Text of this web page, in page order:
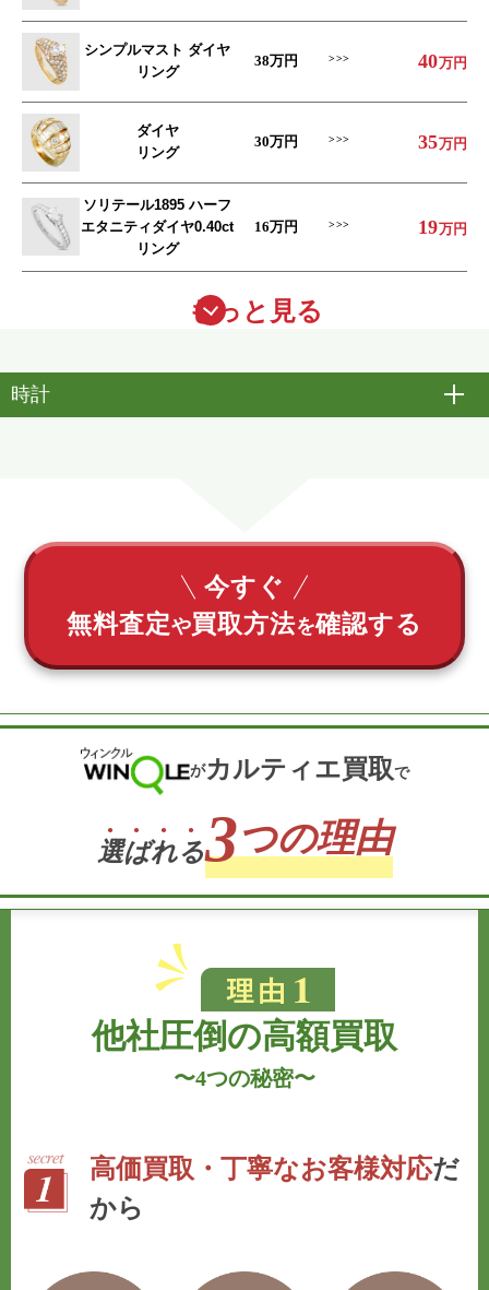
シンプルマスト ダイヤ
リング
38万円 40万円
ダイヤ
リング
30万円 35万円
ソリテール1895 ハーフ
エタニティダイヤ0.40ct
リング
16万円 19万円
もっと見る
時計
今すぐ
無料査定や買取方法を確認する
がカルティエ買取で
選ばれる3つの理由
他社圧倒の高額買取
〜4つの秘密〜
高価買取・丁寧なお客様対応だ
から